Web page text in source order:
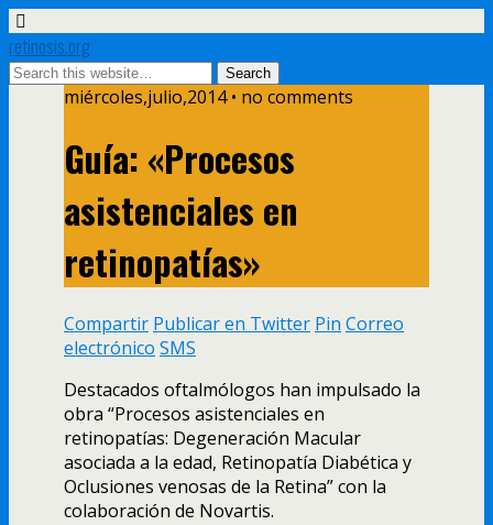
retinosis.org
miércoles,julio,2014 • no comments
Guía: «Procesos
asistenciales en
retinopatías»
Compartir Publicar en Twitter Pin Correo
electrónico SMS
Destacados oftalmólogos han impulsado la
obra “Procesos asistenciales en
retinopatías: Degeneración Macular
asociada a la edad, Retinopatía Diabética y
Oclusiones venosas de la Retina” con la
colaboración de Novartis.